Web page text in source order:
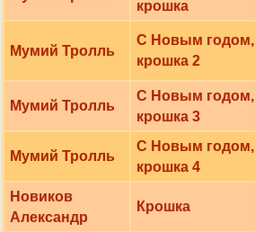
крошка
Мумий Тролль
С Новым годом,
крошка 2
Мумий Тролль
С Новым годом,
крошка 3
Мумий Тролль
С Новым годом,
крошка 4
Новиков
Александр
Крошка